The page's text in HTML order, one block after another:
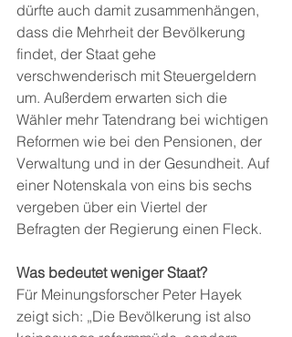
dürfte auch damit zusammenhängen,
dass die Mehrheit der Bevölkerung
findet, der Staat gehe
verschwenderisch mit Steuergeldern
um. Außerdem erwarten sich die
Wähler mehr Tatendrang bei wichtigen
Reformen wie bei den Pensionen, der
Verwaltung und in der Gesundheit. Auf
einer Notenskala von eins bis sechs
vergeben über ein Viertel der
Befragten der Regierung einen Fleck.
Was bedeutet weniger Staat?
Für Meinungsforscher Peter Hayek
zeigt sich: „Die Bevölkerung ist also